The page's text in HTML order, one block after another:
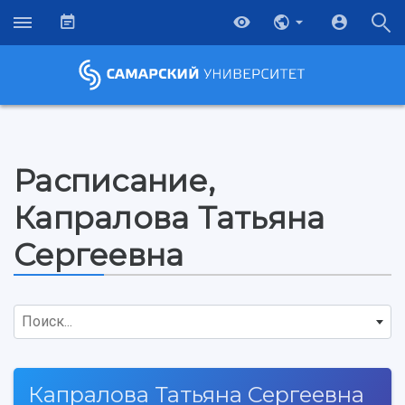
Расписание,
Капралова Татьяна
Сергеевна
Поиск...
Капралова Татьяна Сергеевна